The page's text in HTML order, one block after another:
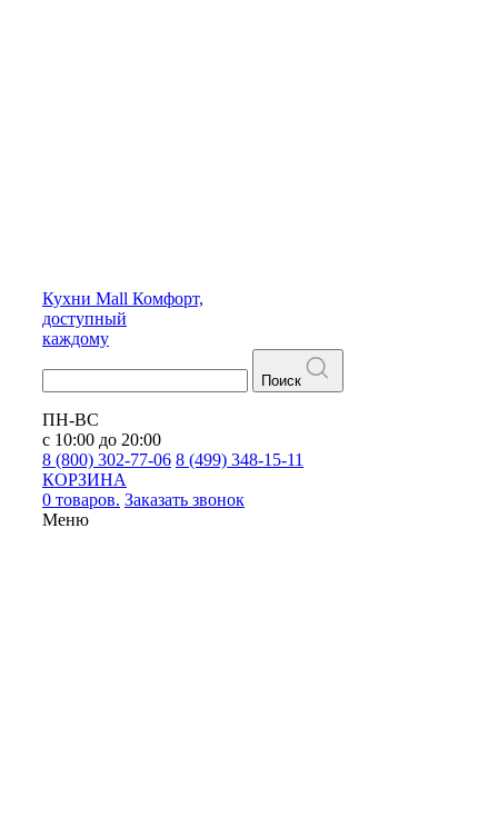
Кухни Mall Комфорт,
доступный
каждому
Поиск
ПН-ВС
с 10:00 до 20:00
8 (800) 302-77-06 8 (499) 348-15-11
КОРЗИНА
0 товаров. Заказать звонок
Меню